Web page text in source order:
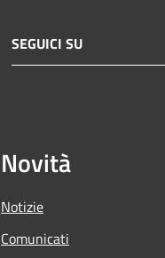
SEGUICI SU
Novità
Notizie
Comunicati